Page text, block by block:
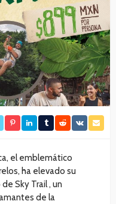
el emblemático
ha elevado su
Sky Trail , un
de la